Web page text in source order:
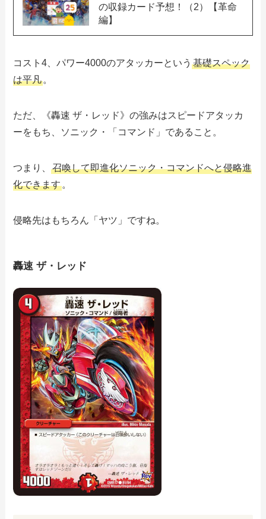
の収録カード予想！（2）【革命
編】
コスト4、パワー4000のアタッカーという基礎スペック
は平凡 。
ただ、《轟速 ザ・レッド》の強みはスピードアタッカ
ーをもち、ソニック・「コマンド」であること。
つまり、召喚して即進化ソニック・コマンドへと侵略進
化できます 。
侵略先はもちろん「ヤツ」ですね。
轟速 ザ・レッド